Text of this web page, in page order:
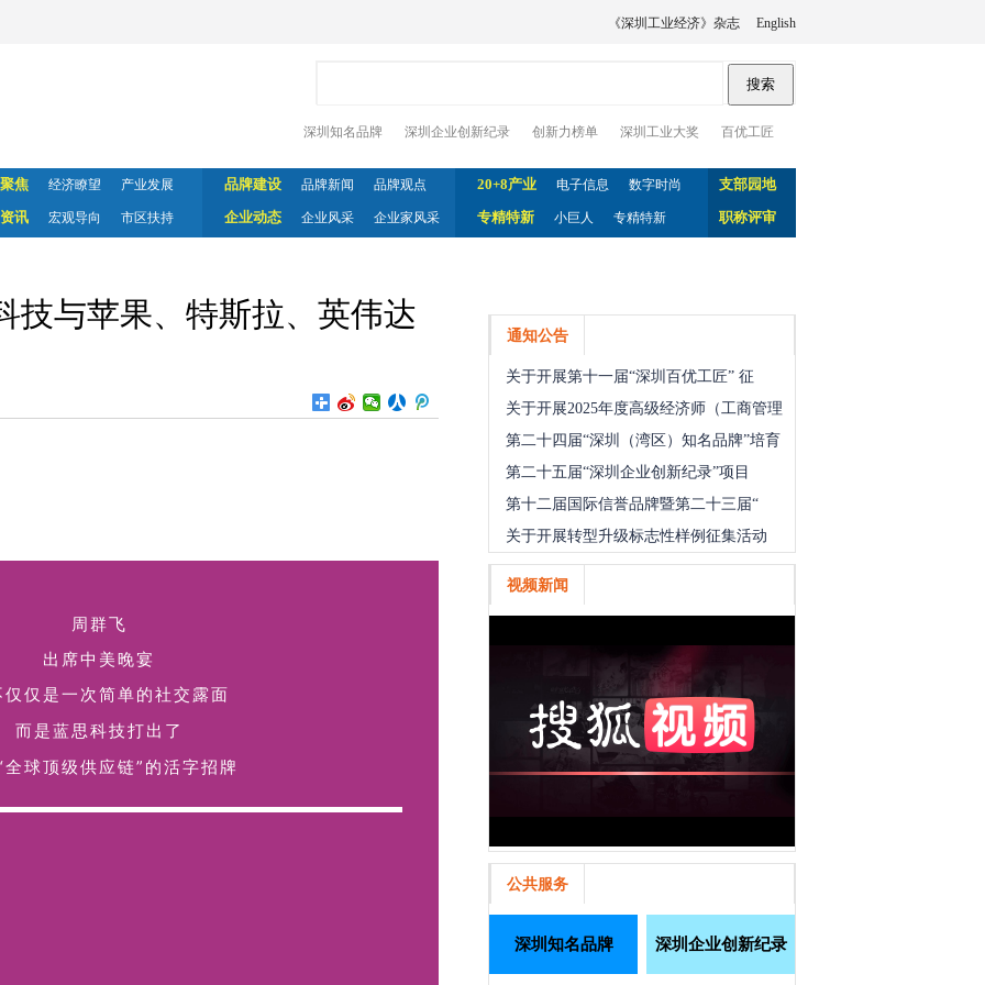
English
《深圳工业经济》杂志
深圳知名品牌 深圳企业创新纪录 创新力榜单 深圳工业大奖 百优工匠
焦 经济瞭望 产业发展
讯 宏观导向 市区扶持
品牌建设 品牌新闻 品牌观点
企业动态 企业风采 企业家风采
20+8产业 电子信息 数字时尚
专精特新 小巨人 专精特新
支部园地
职称评审
技与苹果、特斯拉、英伟达
周群飞
出席中美晚宴
仅仅是一次简单的社交露面
而是蓝思科技打出了
全球顶级供应链” 的活字招牌
通知公告
关于开展第十一届“深圳百优工匠” 征
关于开展2025年度高级经济师（工商管理
第二十四届“深圳（湾区）知名品牌”培育
第二十五届“深圳企业创新纪录”项目
第十二届国际信誉品牌暨第二十三届“
关于开展转型升级标志性样例征集活动
视频新闻
公共服务
深圳知名品牌 深圳企业创新纪录